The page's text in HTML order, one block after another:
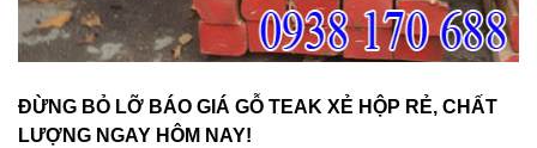
ĐỪNG BỎ LỠ BÁO GIÁ GỖ TEAK XẺ HỘP RẺ, CHẤT
LƯỢNG NGAY HÔM NAY!